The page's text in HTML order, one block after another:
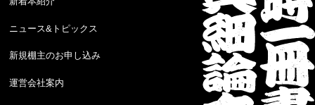
ニュース&トピックス
新規棚主のお申し込み
運営会社案内